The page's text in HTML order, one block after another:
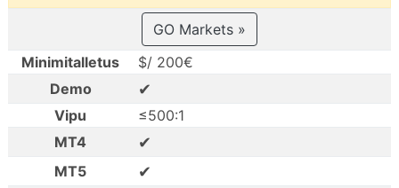
GO Markets »
Minimitalletus
$/ 200€
Demo
✔
Vipu
≤500:1
MT4
✔
MT5 ✔